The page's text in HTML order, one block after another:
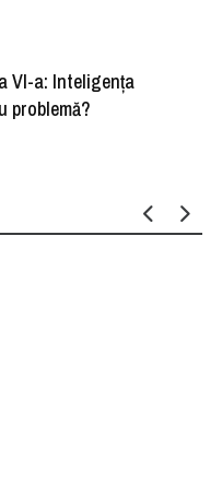
VI-a: Inteligența
problemă?